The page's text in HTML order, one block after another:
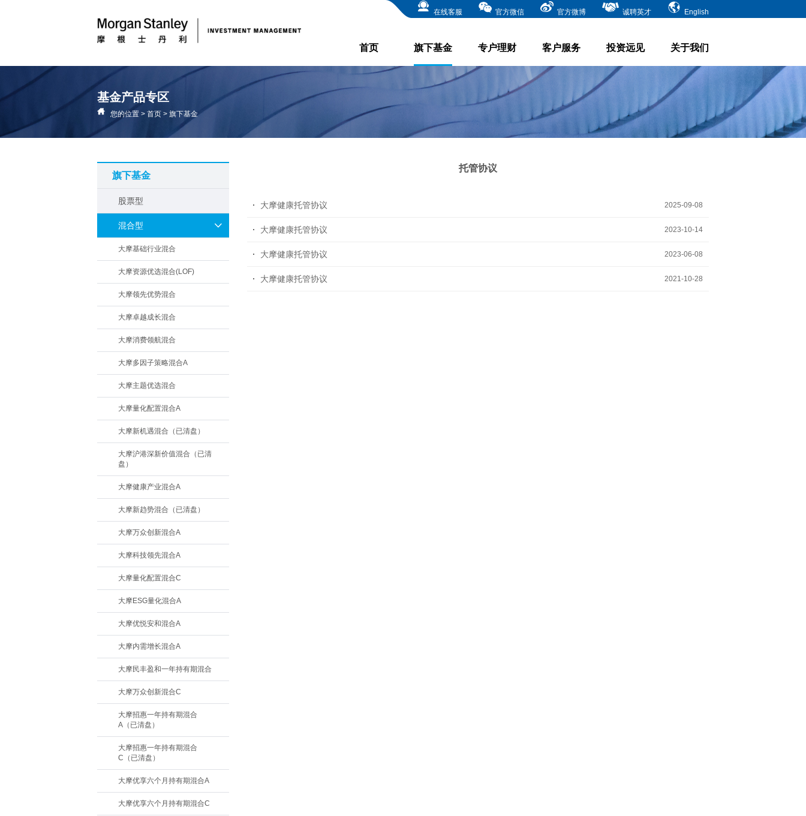
在线客服 官方微信 官方微博 诚聘英才 English
首页 旗下基金 专户理财 客户服务 投资远见 关于我们
基金产品专区
您的位置 > 首页 > 旗下基金
旗下基金
股票型
混合型
大摩基础行业混合
大摩资源优选混合(LOF)
大摩领先优势混合
大摩卓越成长混合
大摩消费领航混合
大摩多因子策略混合A
大摩主题优选混合
大摩量化配置混合A
大摩新机遇混合（已清盘）
大摩沪港深新价值混合（已清
盘）
大摩健康产业混合A
大摩新趋势混合（已清盘）
大摩万众创新混合A
大摩科技领先混合A
大摩量化配置混合C
大摩ESG量化混合A
大摩优悦安和混合A
大摩内需增长混合A
大摩民丰盈和一年持有期混合
大摩万众创新混合C
大摩招惠一年持有期混合
A（已清盘）
大摩招惠一年持有期混合
C（已清盘）
大摩优享六个月持有期混合A
大摩优享六个月持有期混合C
托管协议
大摩健康托管协议 2025-09-08
大摩健康托管协议 2023-10-14
大摩健康托管协议 2023-06-08
大摩健康托管协议 2021-10-28